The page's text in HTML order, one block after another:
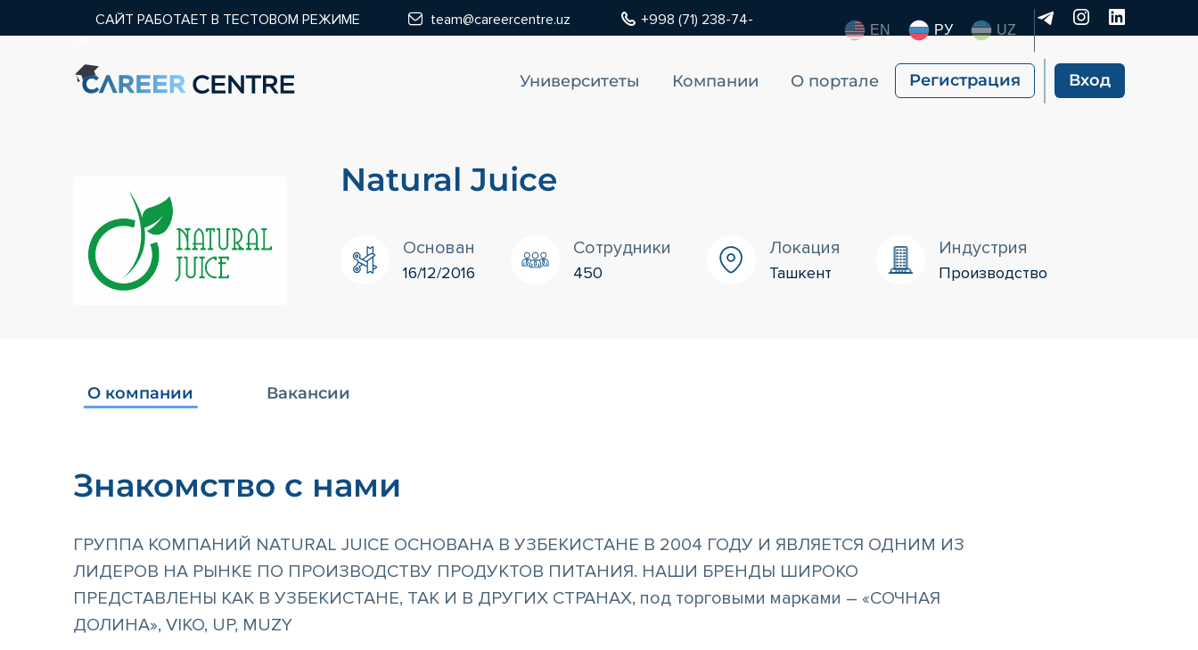
САЙТ РАБОТАЕТ В ТЕСТОВОМ РЕЖИМЕ team@careercentre.uz
+998 (71) 238-74-
08
EN РУ UZ
Университеты Компании О портале Регистрация Вход
Natural Juice
Основан
16/12/2016
Сотрудники
450
Локация
Ташкент
Индустрия
Производство
О компании Вакансии
Знакомство с нами
ГРУППА КОМПАНИЙ NATURAL JUICE ОСНОВАНА В УЗБЕКИСТАНЕ В 2004 ГОДУ И ЯВЛЯЕТСЯ ОДНИМ ИЗ
ЛИДЕРОВ НА РЫНКЕ ПО ПРОИЗВОДСТВУ ПРОДУКТОВ ПИТАНИЯ. НАШИ БРЕНДЫ ШИРОКО
ПРЕДСТАВЛЕНЫ КАК В УЗБЕКИСТАНЕ, ТАК И В ДРУГИХ СТРАНАХ, под торговыми марками – «СОЧНАЯ
ДОЛИНА», VIKO, UP, MUZY